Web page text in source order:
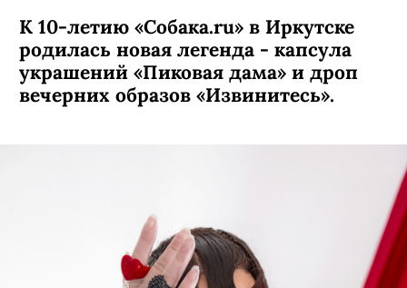
К 10-летию «Собака.ru» в Иркутске
родилась новая легенда - капсула
украшений «Пиковая дама» и дроп
вечерних образов «Извинитесь».